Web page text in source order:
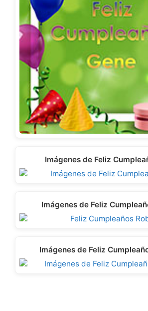
Imágenes de Feliz
Imágenes de Feliz
Imágenes de Feliz